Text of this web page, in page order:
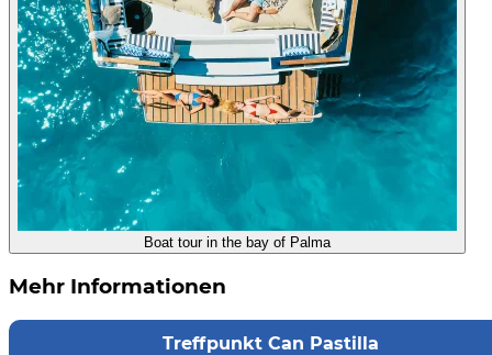
Boat tour in the bay of Palma
Mehr Informationen
Treffpunkt Can Pastilla